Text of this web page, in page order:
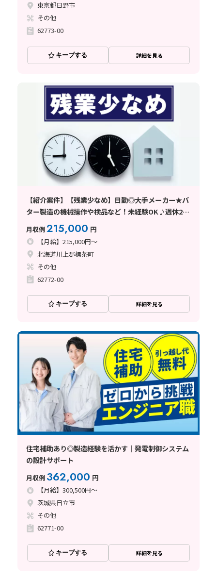
東京都日野市
その他
62773-00
キープする 詳細を見る
【紹介案件】【残業少なめ】日勤◎大手メーカー★バ
ター製造の機械操作や検品など！未経験OK♪週休2日
月収例215,000 円
【月給】215,000円～
北海道川上郡標茶町
その他
62772-00
キープする 詳細を見る
住宅補助あり◎製造経験を活かす｜発電制御システム
の設計サポート
月収例 362,000 円
【月給】300,500円～
茨城県日立市
その他
62771-00
キープする 詳細を見る